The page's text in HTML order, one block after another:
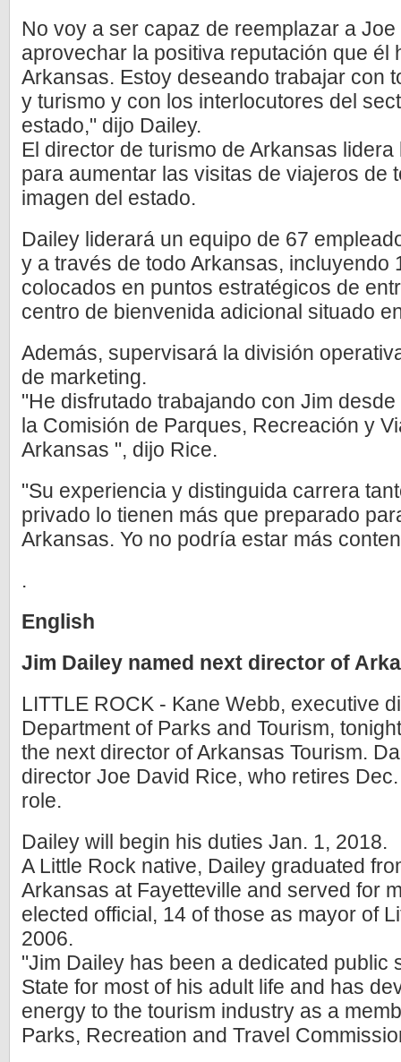
No voy a ser capaz de reemplazar a
aprovechar la positiva reputación que él
Arkansas. Estoy deseando trabajar con
y turismo y con los interlocutores del
estado," dijo Dailey.
El director de turismo de Arkansas
para aumentar las visitas de viajeros de
imagen del estado.
Dailey liderará un equipo de 67
y a través de todo Arkansas, incluyendo
colocados en puntos estratégicos de
centro de bienvenida adicional situado
Además, supervisará la división
de marketing.
"He disfrutado trabajando con Jim
la Comisión de Parques, Recreación y
Arkansas ", dijo Rice.
"Su experiencia y distinguida carrera
privado lo tienen más que preparado
Arkansas. Yo no podría estar más
.
English
Jim Dailey named next director of
LITTLE ROCK - Kane Webb, executive
Department of Parks and Tourism,
the next director of Arkansas Tourism.
director Joe David Rice, who retires
role.
Dailey will begin his duties Jan. 1, 2018.
A Little Rock native, Dailey graduated
Arkansas at Fayetteville and served for
elected official, 14 of those as mayor of
2006.
"Jim Dailey has been a dedicated public
State for most of his adult life and has
energy to the tourism industry as a
Parks, Recreation and Travel